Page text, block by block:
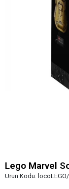
Lego Marvel
Ürün Kodu: